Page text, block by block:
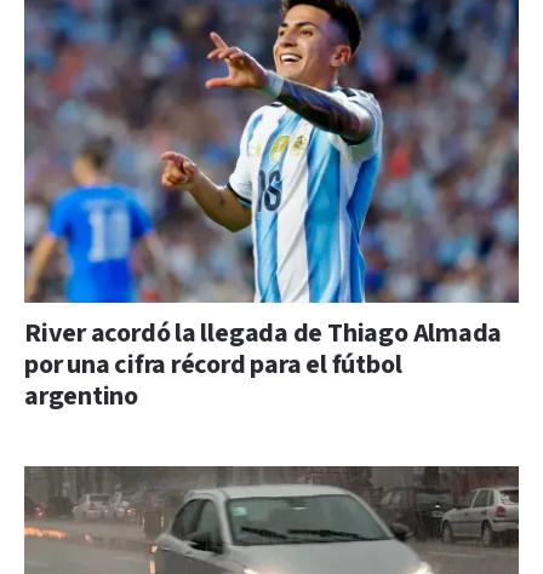
River acordó la llegada de Thiago Almada
por una cifra récord para el fútbol
argentino